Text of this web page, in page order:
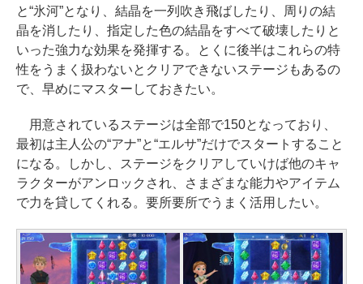
と“氷河”となり、結晶を一列吹き飛ばしたり、周りの結
晶を消したり、指定した色の結晶をすべて破壊したりと
いった強力な効果を発揮する。とくに後半はこれらの特
性をうまく扱わないとクリアできないステージもあるの
で、早めにマスターしておきたい。
用意されているステージは全部で150となっており、
最初は主人公の“アナ”と“エルサ”だけでスタートすること
になる。しかし、ステージをクリアしていけば他のキャ
ラクターがアンロックされ、さまざまな能力やアイテム
で力を貸してくれる。要所要所でうまく活用したい。